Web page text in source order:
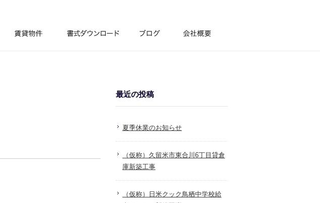
最近の投稿
夏季休業のお知らせ
（仮称）久留米市東合川6丁目貸倉
庫新築工事
（仮称）日米クック鳥栖中学校給